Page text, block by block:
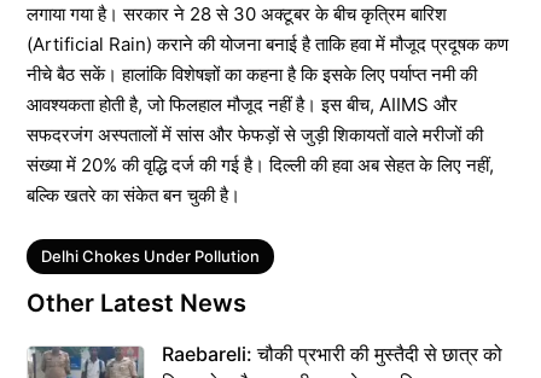
लगाया गया है। सरकार ने 28 से 30 अक्टूबर के बीच कृत्रिम बारिश
(Artificial Rain) कराने की योजना बनाई है ताकि हवा में मौजूद प्रदूषक कण
नीचे बैठ सकें। हालांकि विशेषज्ञों का कहना है कि इसके लिए पर्याप्त नमी की
आवश्यकता होती है, जो फिलहाल मौजूद नहीं है। इस बीच, AIIMS और
सफदरजंग अस्पतालों में सांस और फेफड़ों से जुड़ी शिकायतों वाले मरीजों की
संख्या में 20% की वृद्धि दर्ज की गई है। दिल्ली की हवा अब सेहत के लिए नहीं,
बल्कि खतरे का संकेत बन चुकी है।
Tags
Delhi Chokes Under Pollution
Other Latest News
Raebareli: चौकी प्रभारी की मुस्तैदी से छात्र को